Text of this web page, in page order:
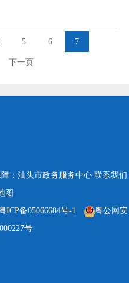
5 6 7
下一页
：汕头市政务服务中心 联系我们
图
ICP备05066684号-1
粤公网安
号